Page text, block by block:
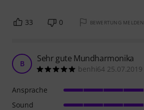
33 0 BEWERTUNG MELDEN
B Sehr gute Mundharmonika
benhi64 25.07.2019
Ansprache
Sound